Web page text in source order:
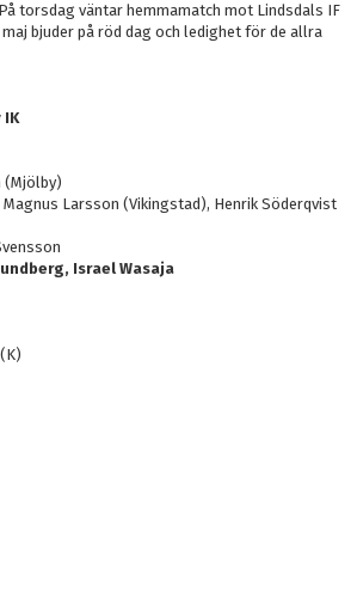
torsdag väntar hemmamatch mot Lindsdals IF
bjuder på röd dag och ledighet för de allra
IK
(Mjölby)
Magnus Larsson (Vikingstad), Henrik Söderqvist
Israel Wasaja